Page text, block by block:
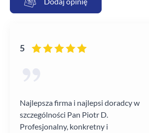
5
Najlepsza firma i najlepsi doradcy w
szczególności Pan Piotr D.
Profesjonalny, konkretny i